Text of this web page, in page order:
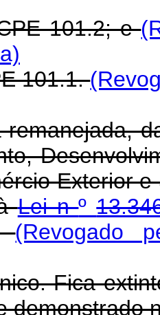
101.2; e
101.1.
remanejada,
Exterior
Lei nº
(Revogado
Fica
demonstrado